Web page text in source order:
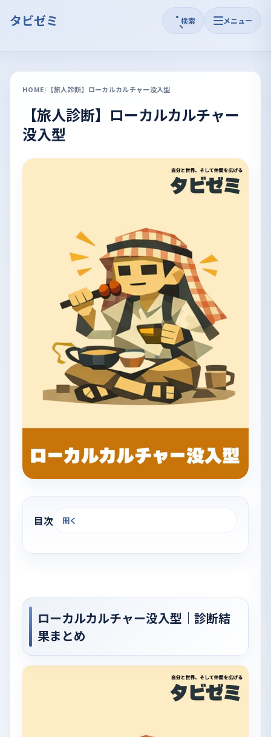
タビゼミ 検索 メニュー
HOME 【旅人診断】ローカルカルチャー没入型
【旅人診断】ローカルカルチャー
没入型
目次 開く
ローカルカルチャー没入型｜診断結
果まとめ